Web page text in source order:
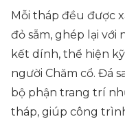
Mỗi tháp đều được
đỏ sẫm, ghép lại
kết dính, thể hiện
người Chăm cổ. Đá
bộ phận trang trí
tháp, giúp công